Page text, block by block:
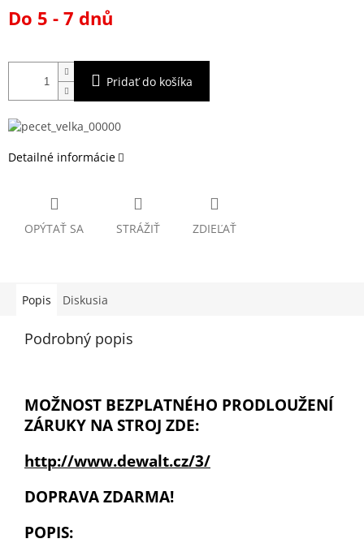
cena:
Do 5 - 7 dnů
Pridať do košíka
Detailné informácie
OPÝTAŤ SA STRÁŽIŤ ZDIEĽAŤ
Popis Diskusia
Podrobný popis
MOŽNOST BEZPLATNÉHO PRODLOUŽENÍ
ZÁRUKY NA STROJ ZDE:
http://www.dewalt.cz/3/
DOPRAVA ZDARMA!
POPIS: